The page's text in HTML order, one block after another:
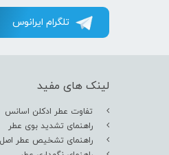
تلگرام ایرانوس
لینک های مفید
تفاوت عطر ادکلن اسانس
راهنمای تشدید بوی عطر
راهنمای تشخیص عطر اصل